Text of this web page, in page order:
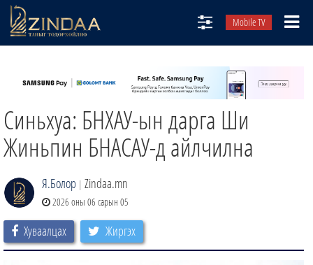
Mobile TV
ТВ8
ӨГЛӨӨНИЙ СОНИН
АУДИО ЗОХИОЛ
Синьхуа: БНХАУ-ын дарга Ши
Жиньпин БНАСАУ-д айлчилна
Я.Болор | Zindaa.mn
2026 оны 06 сарын 05
Хуваалцах Жиргэх